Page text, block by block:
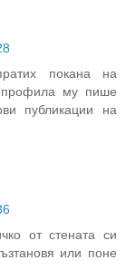
покана на
профила му пише
публикации на
от стената си
или поне